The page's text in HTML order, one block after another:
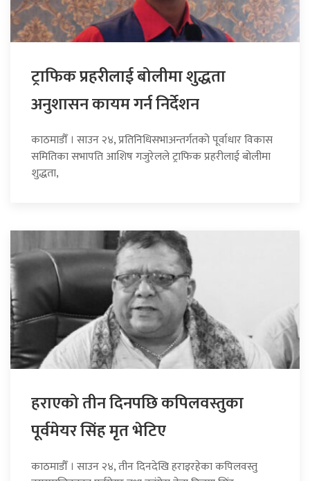
ट्राफिक प्रहरीलाई बोलीमा शुद्धता
अनुशासन कायम गर्न निर्देशन
काठमाडौँ । साउन २४, प्रतिनिधिसभाअन्तर्गतको पूर्वाधार विकास
समितिका सभापति आशिष गजुरेलले ट्राफिक प्रहरीलाई बोलीमा
शुद्धता,
हराएको तीन दिनपछि कपिलवस्तुका
पूर्वमेयर सिंह मृत भेटिए
काठमाडौँ । साउन २४, तीन दिनदेखि हराइरहेका कपिलवस्तु